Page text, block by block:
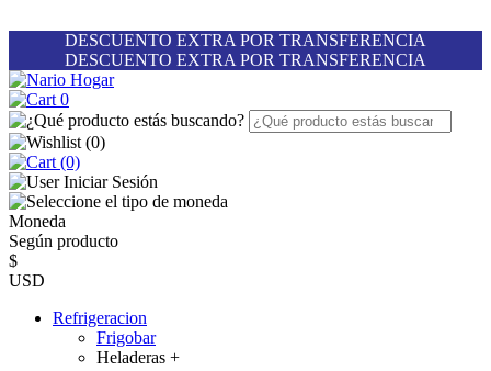
DESCUENTO EXTRA POR TRANSFERENCIA
DESCUENTO EXTRA POR TRANSFERENCIA
0
(0)
(0)
Iniciar Sesión
Moneda
Según producto
$
USD
Refrigeracion
Frigobar
Heladeras +